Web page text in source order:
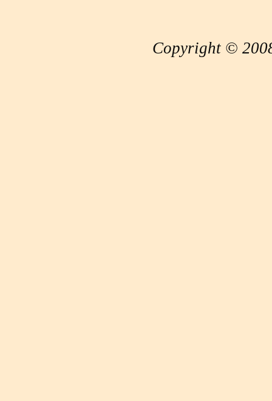
Copyright ©